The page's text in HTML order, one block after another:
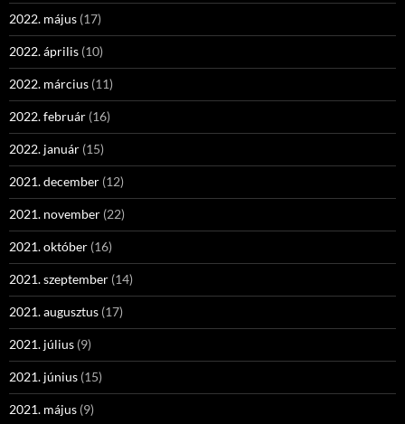
2022. május (17)
2022. április (10)
2022. március (11)
2022. február (16)
2022. január (15)
2021. december (12)
2021. november (22)
2021. október (16)
2021. szeptember (14)
2021. augusztus (17)
2021. július (9)
2021. június (15)
2021. május (9)